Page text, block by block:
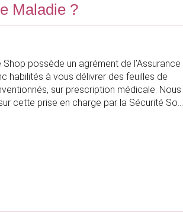
Maladie ?
possède un agrément de l’Assurance
habilités à vous délivrer des feuilles de
sur prescription médicale. Nous
cette prise en charge par la Sécurité So